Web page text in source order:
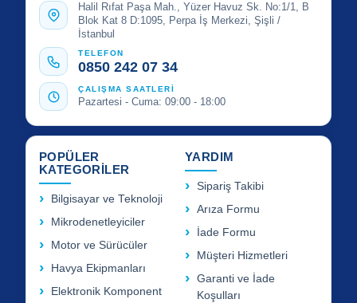
Halil Rıfat Paşa Mah., Yüzer Havuz Sk. No:1/1, B
Blok Kat 8 D:1095, Perpa İş Merkezi, Şişli /
İstanbul
TELEFON
0850 242 07 34
ÇALIŞMA SAATLERİ
Pazartesi - Cuma: 09:00 - 18:00
POPÜLER
KATEGORİLER
Bilgisayar ve Teknoloji
Mikrodenetleyiciler
Motor ve Sürücüler
Havya Ekipmanları
Elektronik Komponent
YARDIM
Sipariş Takibi
Arıza Formu
İade Formu
Müşteri Hizmetleri
Garanti ve İade
Koşulları